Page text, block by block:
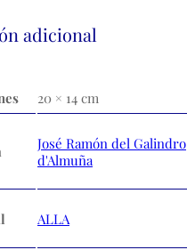
adicional
20 × 14 cm
José Ramón del Galindro
d'Almuña
ALLA